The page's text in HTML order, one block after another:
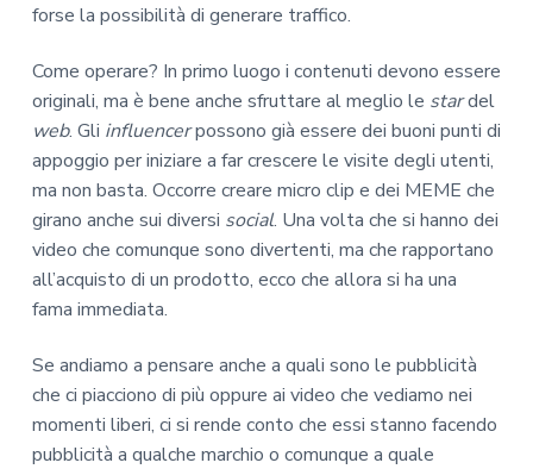
forse la possibilità di generare traffico.
Come operare? In primo luogo i contenuti devono essere
originali, ma è bene anche sfruttare al meglio le stardel
web. Gli influencerpossono già essere dei buoni punti di
appoggio per iniziare a far crescere le visite degli utenti,
ma non basta. Occorre creare micro clip e dei MEME che
girano anche sui diversi social. Una volta che si hanno dei
video che comunque sono divertenti, ma che rapportano
all’acquisto di un prodotto, ecco che allora si ha una
fama immediata.
Se andiamo a pensare anche a quali sono le pubblicità
che ci piacciono di più oppure ai video che vediamo nei
momenti liberi, ci si rende conto che essi stanno facendo
pubblicità a qualche marchio o comunque a quale